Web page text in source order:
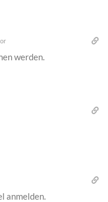
werden.
anmelden.